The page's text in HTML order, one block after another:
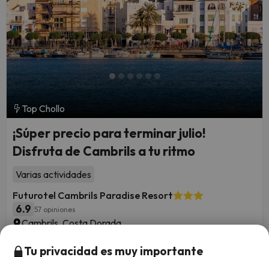
Top Chollo
¡Súper precio para terminar julio!
Disfruta de Cambrils a tu ritmo
Varias actividades
Futurotel Cambrils Paradise Resort
6.9 57 opiniones
Cambrils, Costa Dorada
¡Tarifas especiales para niños de 3 a 12 años!
Tu privacidad es muy importante